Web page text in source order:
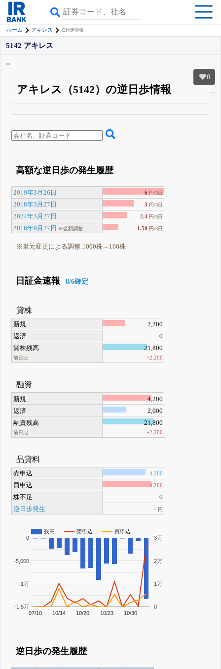
ホーム アキレス 逆日歩情報
0
5142 アキレス
アキレス（5142）の逆日歩情報
見られる
無料でβ版をはじめる
登録すると永久30%OFFと米株版の先行利用も付きます
高額な逆日歩の発生履歴
2019年3月26日 6 円/3日
2018年3月27日 3 円/3日
2024年3月27日 2.4 円/3日
2016年9月27日 ※金額調整 1.50 円/3日
※単元変更による調整:1000株→100株
日証金速報 8/6確定
貸株
新規
2,200
返済
0
貸株残高
前日比
21,800
+2,200
融資
新規
4,200
返済
2,000
融資残高
前日比
21,800
+2,200
品貸料
売申込 4,200
買申込 4,200
株不足
0
逆日歩発生
- 円
残高 売申込 買申込
07/10 10/14 10/20 10/23 10/30
-1.5万
-1万
-5,000
0
0
1万
2万
3万
逆日歩の発生履歴